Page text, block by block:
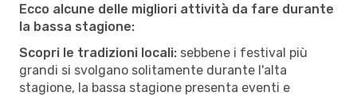
Ecco alcune delle migliori attività da fare durante
la bassa stagione:
Scopri le tradizioni locali: sebbene i festival più
grandi si svolgano solitamente durante l'alta
stagione, la bassa stagione presenta eventi e